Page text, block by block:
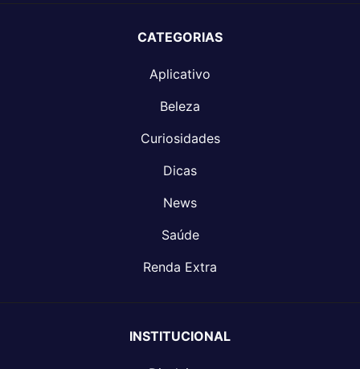
CATEGORIAS
Aplicativo
Beleza
Curiosidades
Dicas
News
Saúde
Renda Extra
INSTITUCIONAL